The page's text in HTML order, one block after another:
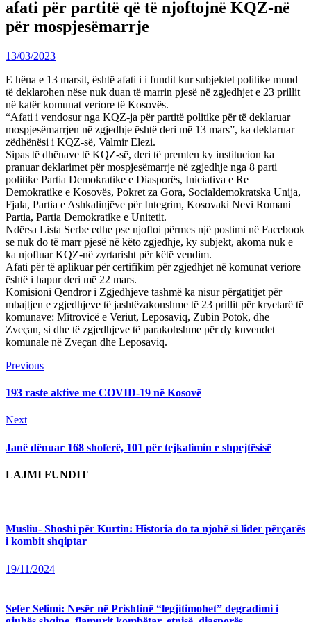
afati për partitë që të njoftojnë KQZ-në
për mospjesëmarrje
13/03/2023
E hëna e 13 marsit, është afati i i fundit kur subjektet politike mund
të deklarohen nëse nuk duan të marrin pjesë në zgjedhjet e 23 prillit
në katër komunat veriore të Kosovës.
“Afati i vendosur nga KQZ-ja për partitë politike për të deklaruar
mospjesëmarrjen në zgjedhje është deri më 13 mars”, ka deklaruar
zëdhënësi i KQZ-së, Valmir Elezi.
Sipas të dhënave të KQZ-së, deri të premten ky institucion ka
pranuar deklarimet për mospjesëmarrje në zgjedhje nga 8 parti
politike Partia Demokratike e Diasporës, Iniciativa e Re
Demokratike e Kosovës, Pokret za Gora, Socialdemokratska Unija,
Fjala, Partia e Ashkalinjëve për Integrim, Kosovaki Nevi Romani
Partia, Partia Demokratike e Unitetit.
Ndërsa Lista Serbe edhe pse njoftoi përmes një postimi në Facebook
se nuk do të marr pjesë në këto zgjedhje, ky subjekt, akoma nuk e
ka njoftuar KQZ-në zyrtarisht për këtë vendim.
Afati për të aplikuar për certifikim për zgjedhjet në komunat veriore
është i hapur deri më 22 mars.
Komisioni Qendror i Zgjedhjeve tashmë ka nisur përgatitjet për
mbajtjen e zgjedhjeve të jashtëzakonshme të 23 prillit për kryetarë të
komunave: Mitrovicë e Veriut, Leposaviq, Zubin Potok, dhe
Zveçan, si dhe të zgjedhjeve të parakohshme për dy kuvendet
komunale në Zveçan dhe Leposaviq.
Continue
Reading
PreviousPrevious
193 raste aktive me COVID-19 në Kosovë
NextNext
Janë dënuar 168 shoferë, 101 për tejkalimin e shpejtësisë
LAJMI FUNDIT
Musliu- Shoshi për Kurtin: Historia do ta njohë si lider përçarës
i kombit shqiptar
19/11/2024
Sefer Selimi: Nesër në Prishtinë “legjitimohet” degradimi i